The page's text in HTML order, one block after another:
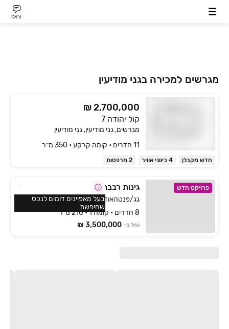
צ׳אט
מגרשים למכירה בגני מודיעין
₪ 2,700,000
קול יהודה 7
מגרשים, גני מודיעין, גני מודיעין
11 חדרים • קומה ‎קרקע‏ • 350 מ״ר
חדש מקבלן 4 כיווני אוויר 2 מרפסות
פרויקט חדש גינות רבבה
גג/פנטהאוז, רבבה, רבבה
8 חדרים • קומה 1 • 210 מ״ר
החל מ- 3,500,000 ₪
בעל מאפיינים דומים לנכס
שחיפשת